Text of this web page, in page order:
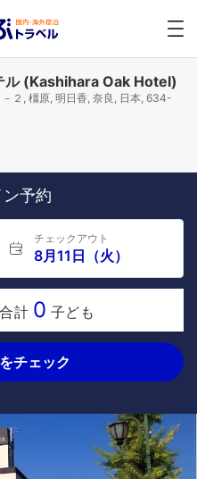
ル (Kashihara Oak Hotel)
２, 橿原, 明日香, 奈良, 日本, 634-
予約
チェックアウト
8月11日（火）
計 0 子ども
チェック